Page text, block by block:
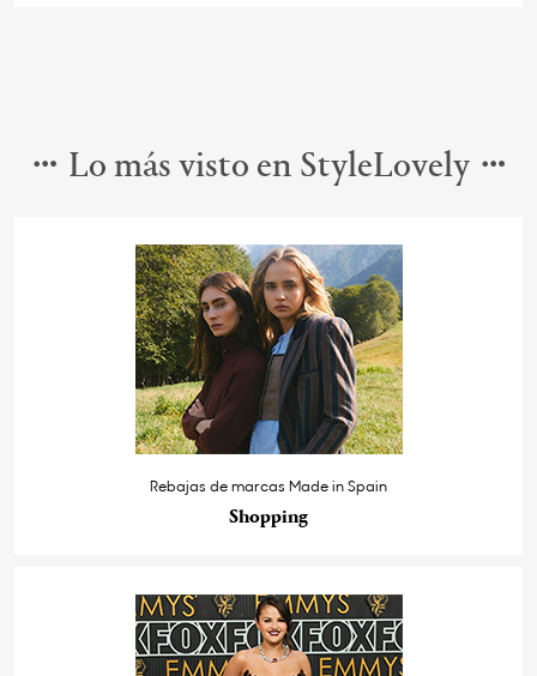
Lo más visto en StyleLovely
Rebajas de marcas Made in Spain
Shopping